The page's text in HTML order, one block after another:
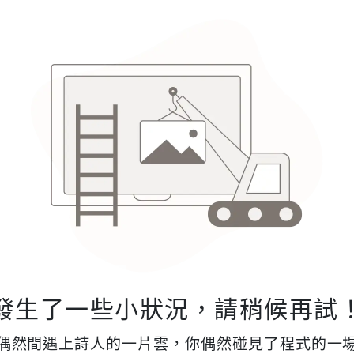
生了一些小狀況，請稍候再試！
然間遇上詩人的一片雲，你偶然碰見了程式的一